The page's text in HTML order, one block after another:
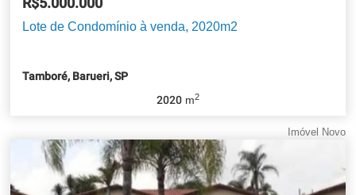
Lote de Condomínio à venda, 2020m2
Tamboré, Barueri, SP
2020m2
Imóvel Novo